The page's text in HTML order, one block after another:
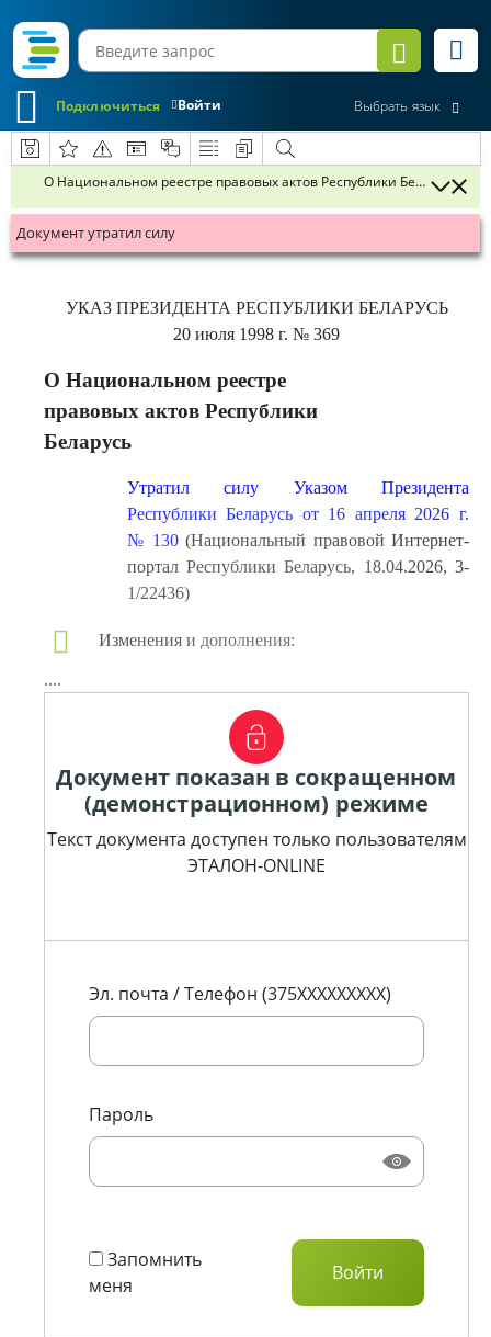
Войти
Подключиться Выбрать язык
О Национальном реестре правовых актов Республики Беларусь
Документ утратил силу
УКАЗ ПРЕЗИДЕНТА РЕСПУБЛИКИ БЕЛАРУСЬ
20 июля 1998 г. № 369
О Национальном реестре
правовых актов Республики
Беларусь
Утратил силу Указом Президента
Республики Беларусь от 16 апреля 2026 г.
№ 130(Национальный правовой Интернет-
портал Республики Беларусь, 18.04.2026, 3-
1/22436)
Изменения и дополнения:
....
Документ показан в сокращенном
(демонстрационном) режиме
Текст документа доступен только пользователям
ЭТАЛОН-ONLINE
Эл. почта / Телефон (375XXXXXXXXX)
Пароль
Запомнить
меня